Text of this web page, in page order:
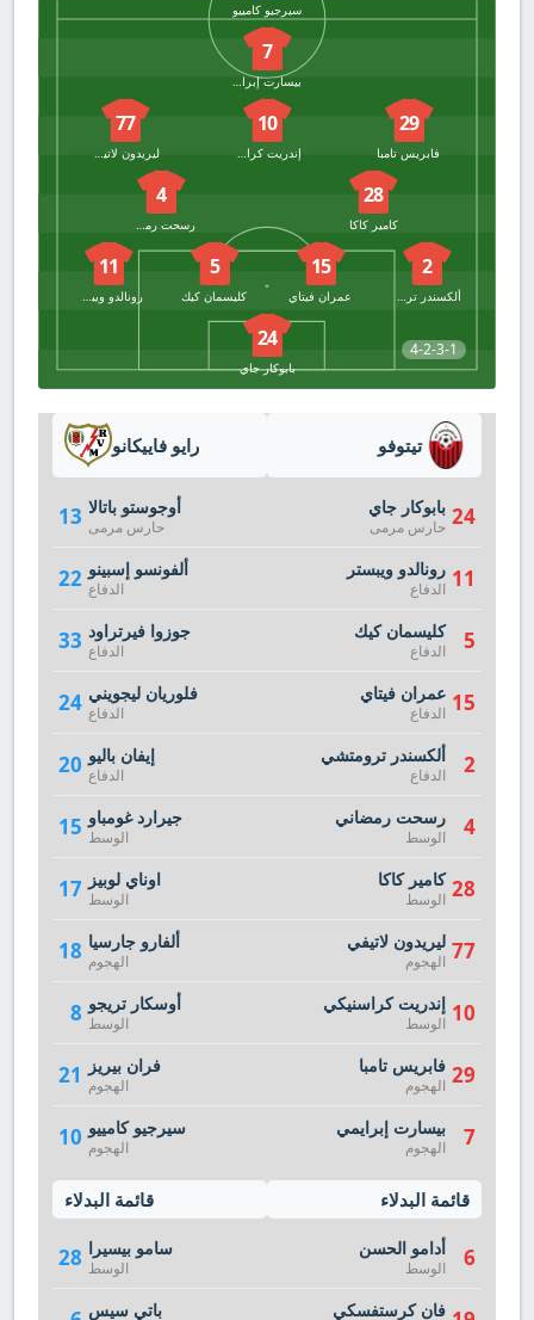
سيرجيو كامييو
4-2-3-1
7
بيسارت إبرايمي
29
فابريس تامبا
10
إندريت كراسنيكي
77
ليريدون لاتيفي
28
كامير كاكا
4
رسحت رمضاني
2
ألكسندر ترومتشي
15
عمران فيتاي
5
كليسمان كيك
11
رونالدو ويبستر
24
بابوكار جاي
رايو فاييكانو
13 أوجوستو باتالا
حارس مرمى
22 ألفونسو إسبينو
الدفاع
33 جوزوا فيرتراود
الدفاع
24 فلوريان ليجويني
الدفاع
20 إيفان باليو
الدفاع
15 جيرارد غومباو
الوسط
17 اوناي لوبيز
الوسط
18 ألفارو جارسيا
الهجوم
8 أوسكار تريجو
الوسط
21 فران بيريز
الهجوم
10 سيرجيو كامييو
الهجوم
قائمة البدلاء
28 سامو بيسيرا
الوسط
باتي سيس
تيتوفو
24 بابوكار جاي
حارس مرمى
11 رونالدو ويبستر
الدفاع
5 كليسمان كيك
الدفاع
15 عمران فيتاي
الدفاع
2 ألكسندر ترومتشي
الدفاع
4 رسحت رمضاني
الوسط
28 كامير كاكا
الوسط
77 ليريدون لاتيفي
الهجوم
10 إندريت كراسنيكي
الوسط
29 فابريس تامبا
الهجوم
7 بيسارت إبرايمي
الهجوم
قائمة البدلاء
6 أدامو الحسن
الوسط
فان كرستفسكي